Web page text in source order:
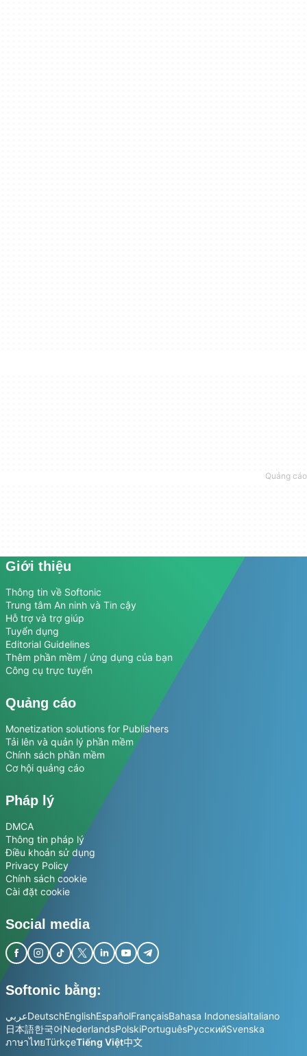
Giới thiệu
Thông tin về Softonic
Trung tâm An ninh và Tin cậy
Hỗ trợ và trợ giúp
Tuyển dụng
Editorial Guidelines
Thêm phần mềm / ứng dụng của bạn
Công cụ trực tuyến
Quảng cáo
Monetization solutions for Publishers
Tải lên và quản lý phần mềm
Chính sách phần mềm
Cơ hội quảng cáo
Pháp lý
DMCA
Thông tin pháp lý
Điều khoản sử dụng
Privacy Policy
Chính sách cookie
Cài đặt cookie
Social media
Softonic bằng:
عربيDeutschEnglishEspañolFrançaisBahasa IndonesiaItaliano
日本語한국어NederlandsPolskiPortuguêsРусскийSvenska
ภาษาไทยTürkçeTiếng Việt中文